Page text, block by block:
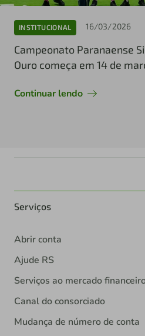
INSTITUCIONAL 16/03/2026
Campeonato Paranaense
Ouro começa em 14 de
Continuar lendo
Serviços
Abrir conta
Ajude RS
Serviços ao mercado
Canal do consorciado
Mudança de número de conta